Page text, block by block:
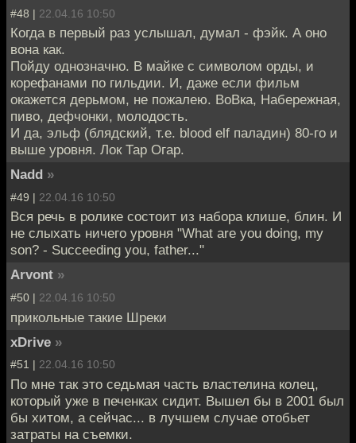
#48 | 22.04.16 10:50
Когда в первый раз услышал, думал - фэйк. А оно
вона как.
Пойду однозначно. В майке с символом орды, и
корефанами по гильдии. И, даже если фильм
окажется дерьмом, не пожалею. ВоВка, Набережная,
пиво, дефчонки, молодость.
И да, эльф (блядский, т.е. blood elf паладин) 80-го и
выше уровня. Лок Тар Огар.
Nadd »
#49 | 22.04.16 10:50
Вся речь в ролике состоит из набора клише, блин. И
не слыхать ничего уровня "What are you doing, my
son? - Succeeding you, father..."
Arvont »
#50 | 22.04.16 10:50
прикольные такие Шреки
xDrive »
#51 | 22.04.16 10:50
По мне так это седьмая часть властелина колец,
который уже в печенках сидит. Вышел бы в 2001 был
бы хитом, а сейчас... в лучшем случае отобьет
затраты на съемки.